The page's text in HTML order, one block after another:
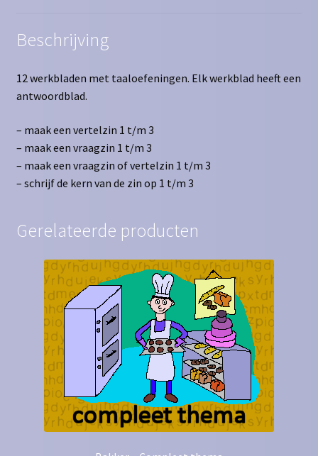
Beschrijving
12 werkbladen met taaloefeningen. Elk werkblad heeft een
antwoordblad.
– maak een vertelzin 1 t/m 3
– maak een vraagzin 1 t/m 3
– maak een vraagzin of vertelzin 1 t/m 3
– schrijf de kern van de zin op 1 t/m 3
Gerelateerde producten